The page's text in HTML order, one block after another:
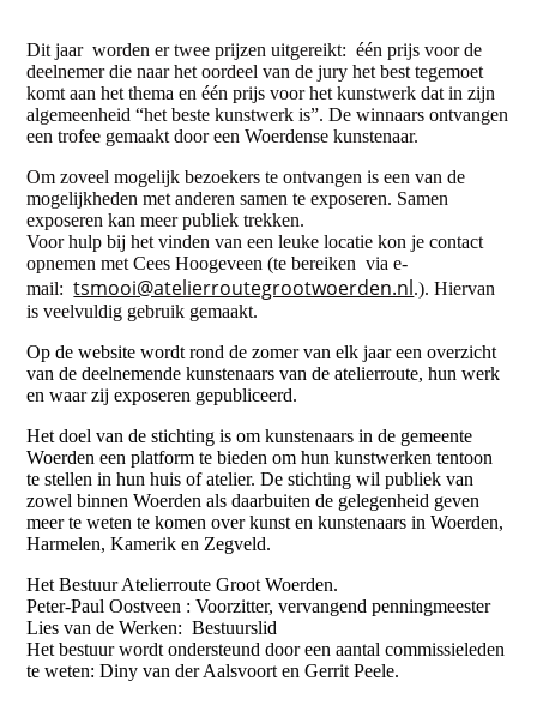
Dit jaar worden er twee prijzen uitgereikt: één prijs voor de
deelnemer die naar het oordeel van de jury het best tegemoet
komt aan het thema en één prijs voor het kunstwerk dat in zijn
algemeenheid “het beste kunstwerk is”.De winnaars ontvangen
een trofee gemaakt door een Woerdense kunstenaar.
Om zoveel mogelijk bezoekers te ontvangen is een van de
mogelijkheden met anderen samen te exposeren. Samen
exposeren kan meer publiek trekken.
Voor hulp bij het vinden van een leuke locatie kon je contact
opnemen met Cees Hoogeveen (te bereiken via e-
mail:tsmooi@atelierroutegrootwoerden.nl.). Hiervan
is veelvuldig gebruik gemaakt.
Op de website wordt rond de zomer van elk jaar een overzicht
van de deelnemende kunstenaars van de atelierroute, hun werk
en waar zij exposeren gepubliceerd.
Het doel van de stichting is om kunstenaars in de gemeente
Woerden een platform te bieden om hun kunstwerken tentoon
te stellen in hun huis of atelier. De stichting wil publiek van
zowel binnen Woerden als daarbuiten de gelegenheid geven
meer te weten te komen over kunst en kunstenaars in Woerden,
Harmelen, Kamerik en Zegveld.
Het Bestuur Atelierroute Groot Woerden.
Peter-Paul Oostveen : Voorzitter, vervangend penningmeester
Lies van de Werken: Bestuurslid
Het bestuur wordt ondersteund door een aantal commissieleden
te weten: Diny van der Aalsvoort en Gerrit Peele.